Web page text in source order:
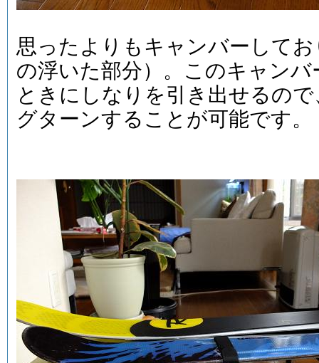
思ったよりもキャンバーして
の浮いた部分）。このキャン
ときにしなりを引き出せるの
グターンすることが可能です。